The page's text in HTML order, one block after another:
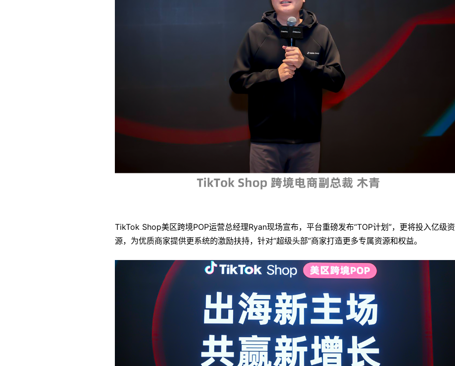
TikTok Shop美区跨境POP运营总经理Ryan现场宣布，平台重磅发布“TOP计划”，更将投入亿级资
源，为优质商家提供更系统的激励扶持，针对“超级头部”商家打造更多专属资源和权益。